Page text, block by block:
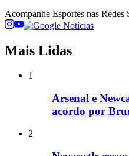
Acompanhe Esportes nas Redes
Mais Lidas
1
Arsenal e
acordo por
2